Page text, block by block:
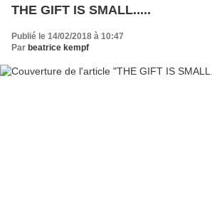
THE GIFT IS SMALL.....
Publié le 14/02/2018 à 10:47
Par beatrice kempf